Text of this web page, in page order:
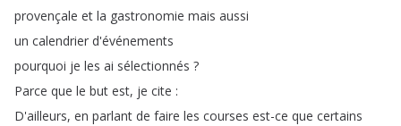
provençale et la gastronomie mais aussi
un calendrier d'événements
pourquoi je les ai sélectionnés ?
Parce que le but est, je cite :
D'ailleurs, en parlant de faire les courses est-ce que certains